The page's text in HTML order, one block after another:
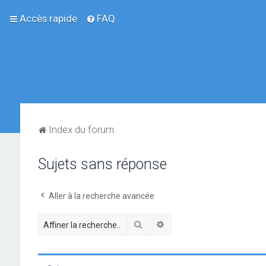
Accès rapide FAQ
Index du forum
Sujets sans réponse
Aller à la recherche avancée
Rechercher